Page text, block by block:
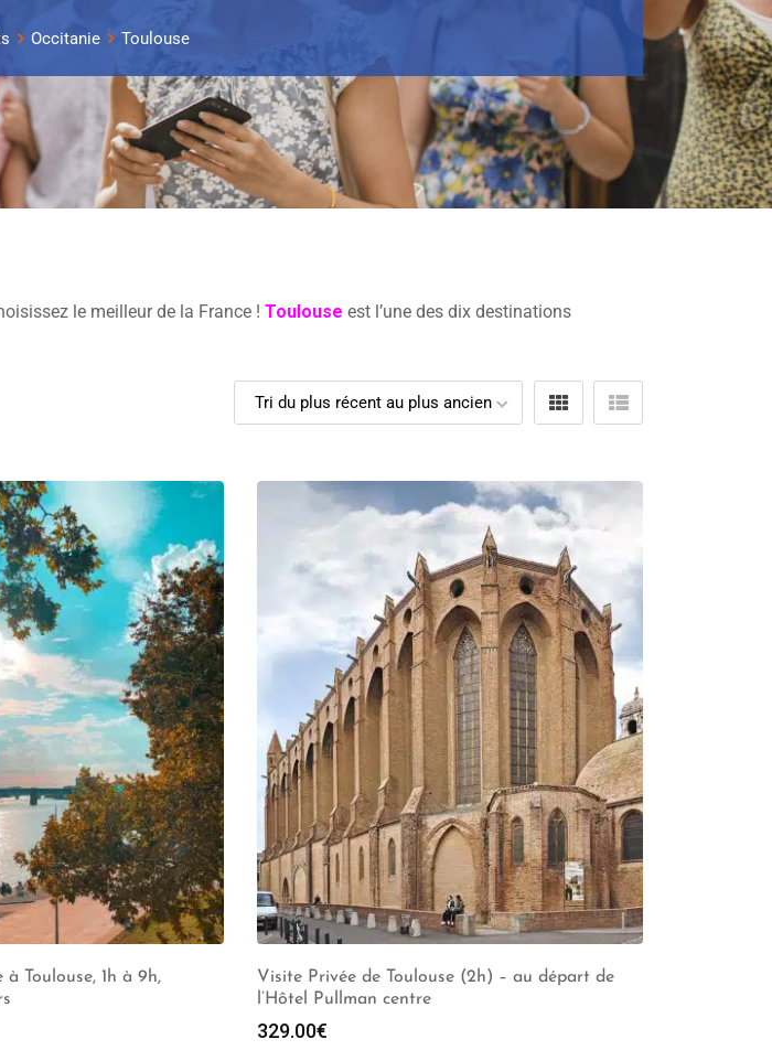
Occitanie Toulouse
le meilleur de la France ! Toulouse est l’une des dix destinations
Toulouse, 1h à 9h,
Visite Privée de Toulouse (2h) – au départ de
l’Hôtel Pullman centre
329.00€